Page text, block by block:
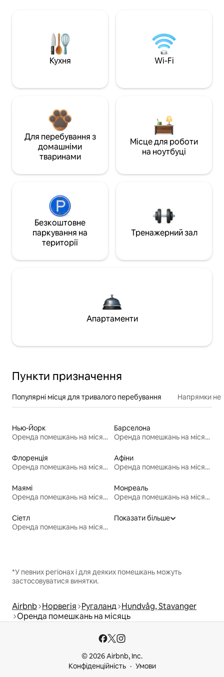
Кухня Wi-Fi
Для перебування з
домашніми
тваринами
Місце для роботи
на ноутбуці
Безкоштовне
паркування на
території
Тренажерний зал
Апартаменти
Пункти призначення
Популярні місця для тривалого перебування Напрямки
Нью-Йорк
Оренда помешкань на місяць
Барселона
Оренда помешкань на місяць
Флоренція
Оренда помешкань на місяць
Афіни
Оренда помешкань на місяць
Маямі
Оренда помешкань на місяць
Монреаль
Оренда помешкань на місяць
Сіетл
Оренда помешкань на місяць
Показати більше
*У певних регіонах і для деяких помешкань можуть
застосовуватися винятки.
Airbnb Норвегія Ругаланд Hundvåg, Stavanger
Оренда помешкань на місяць
© 2026 Airbnb, Inc.
Конфіденційність
Умови